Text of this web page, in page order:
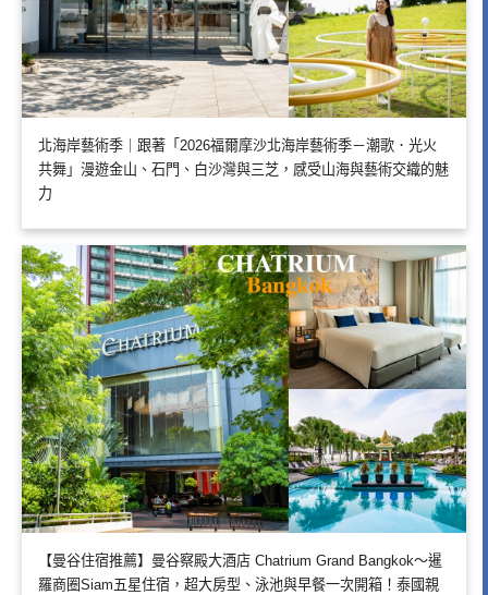
北海岸藝術季｜跟著「2026福爾摩沙北海岸藝術季－潮歌．光火
共舞」漫遊金山、石門、白沙灣與三芝，感受山海與藝術交織的魅
力
【曼谷住宿推薦】曼谷察殿大酒店 Chatrium Grand Bangkok～暹
羅商圈Siam五星住宿，超大房型、泳池與早餐一次開箱！泰國親